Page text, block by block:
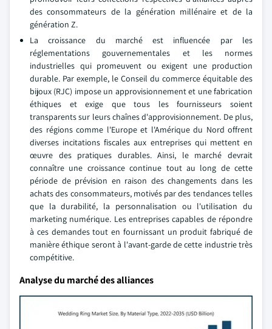
des consommateurs de la génération millénaire et de la
génération Z.
La croissance du marché est influencée par les
réglementations gouvernementales et les normes
industrielles qui promeuvent ou exigent une production
durable. Par exemple, le Conseil du commerce équitable des
bijoux (RJC) impose un approvisionnement et une fabrication
éthiques et exige que tous les fournisseurs soient
transparents sur leurs chaînes d'approvisionnement. De plus,
des régions comme l'Europe et l'Amérique du Nord offrent
diverses incitations fiscales aux entreprises qui mettent en
œuvre des pratiques durables. Ainsi, le marché devrait
connaître une croissance continue tout au long de cette
période de prévision en raison des changements dans les
achats des consommateurs, motivés par des tendances telles
que la durabilité, la personnalisation ou l'utilisation du
marketing numérique. Les entreprises capables de répondre
à ces demandes tout en fournissant un produit fabriqué de
manière éthique seront à l'avant-garde de cette industrie très
compétitive.
Analyse du marché des alliances